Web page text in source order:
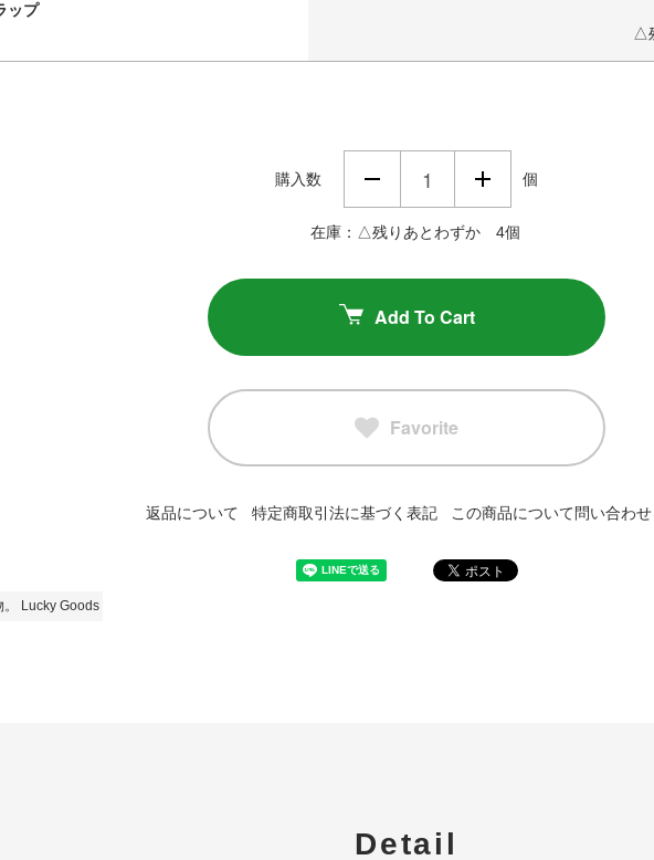
ップ
△
購入数 個
在庫：△残りあとわずか 4個
Add To Cart
Favorite
返品について 特定商取引法に基づく表記 この商品について問い合わ
。 Lucky Goods
Detail